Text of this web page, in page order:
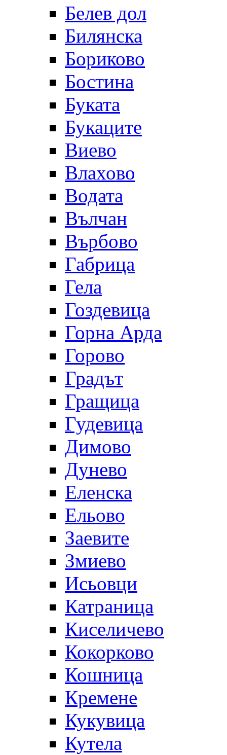
Белев дол
Билянска
Бориково
Бостина
Буката
Букаците
Виево
Влахово
Водата
Вълчан
Върбово
Габрица
Гела
Гоздевица
Горна Арда
Горово
Градът
Гращица
Гудевица
Димово
Дунево
Еленска
Ельово
Заевите
Змиево
Исьовци
Катраница
Киселичево
Кокорково
Кошница
Кремене
Кукувица
Кутела